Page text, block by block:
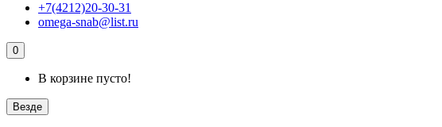
+7(4212)20-30-31
omega-snab@list.ru
0
В корзине пусто!
Везде